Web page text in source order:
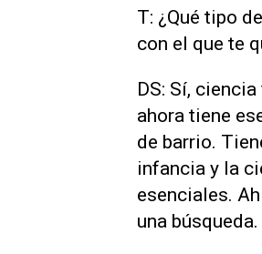
T: ¿Qué tipo
con el que te
DS: Sí,
ahora tiene
de barrio.
infancia y la
esenciales.
una búsqueda.